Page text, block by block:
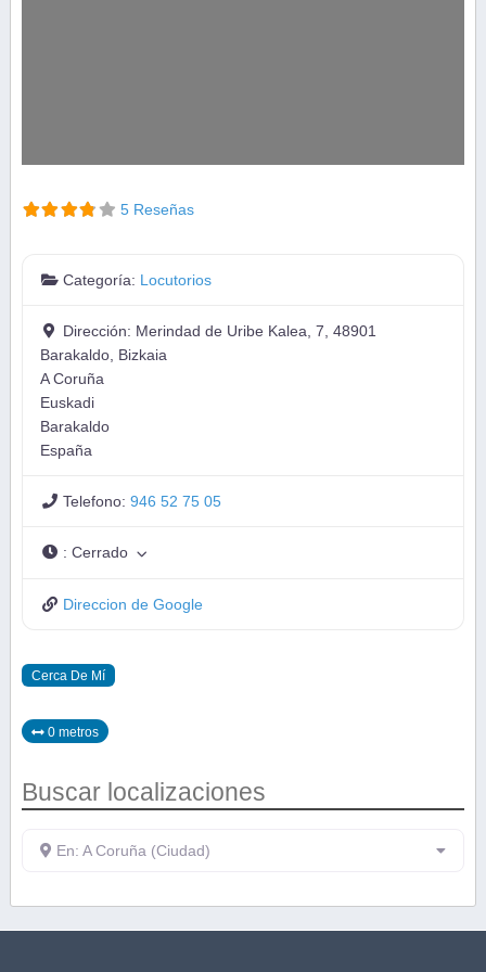
5 Reseñas
Categoría: Locutorios
Dirección: Merindad de Uribe Kalea, 7, 48901
Barakaldo, Bizkaia
A Coruña
Euskadi
Barakaldo
España
Telefono:946 52 75 05
:Cerrado
Direccion de Google
Cerca De Mí
0 metros
Buscar localizaciones
En: A Coruña (Ciudad)